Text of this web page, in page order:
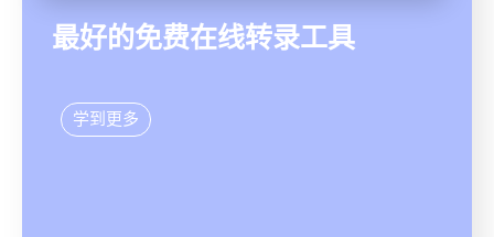
最好的免费在线转录工具
学到更多